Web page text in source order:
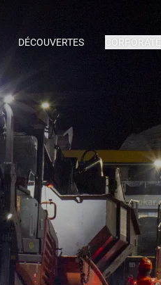
DÉCOUVERTES CORPORATE